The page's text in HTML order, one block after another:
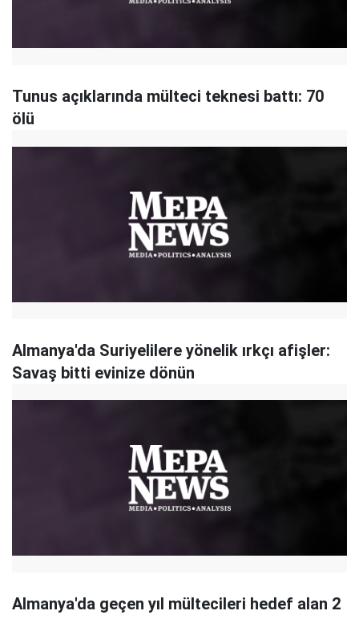
Tunus açıklarında mülteci teknesi battı: 70
ölü
Almanya'da Suriyelilere yönelik ırkçı afişler:
Savaş bitti evinize dönün
Almanya'da geçen yıl mültecileri hedef alan 2